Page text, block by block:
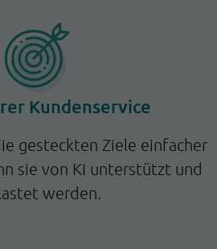
Kundenservice
gesteckten Ziele einfacher
sie von KI unterstützt und
werden.